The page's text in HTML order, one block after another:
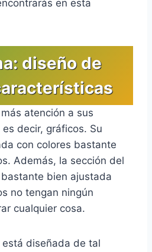
en esta
diseño de
atención a sus
decir, gráficos. Su
con colores bastante
Además, la sección del
bien ajustada
no tengan ningún
cualquier cosa.
diseñada de tal